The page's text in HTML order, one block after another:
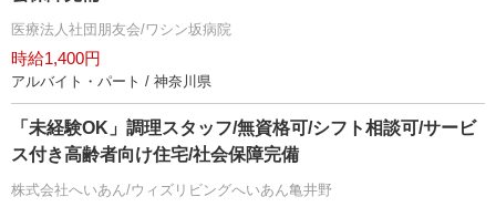
医療法人社団朋友会/ワシン坂病院
時給1,400円
アルバイト・パート / 神奈川県
「未経験OK」調理スタッフ/無資格可/シフト相談可/サービ
ス付き高齢者向け住宅/社会保障完備
株式会社へいあん/ウィズリビングへいあん亀井野